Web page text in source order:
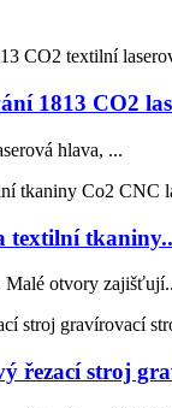
1813 CO2
hlava, ...
textilní
Malé otvory
řezací stroj